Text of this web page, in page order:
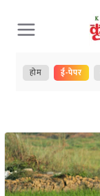
Skip
to
content
होम ई-पेपर